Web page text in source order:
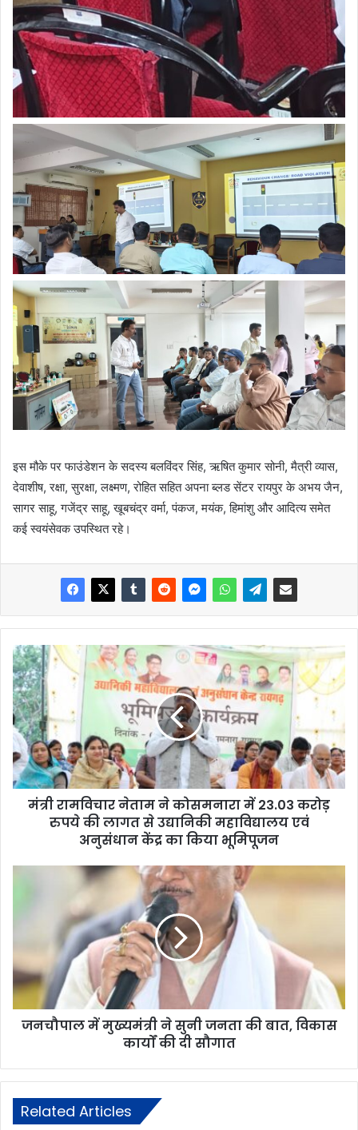
इस मौके पर फाउंडेशन के सदस्य बलविंदर सिंह, ऋषित कुमार सोनी, मैत्री व्यास,
देवाशीष, रक्षा, सुरक्षा, लक्ष्मण, रोहित सहित अपना ब्लड सेंटर रायपुर के अभय जैन,
सागर साहू, गजेंद्र साहू, खूबचंद्र वर्मा, पंकज, मयंक, हिमांशु और आदित्य समेत
कई स्वयंसेवक उपस्थित रहे।
मंत्री रामविचार नेताम ने कोसमनारा में 23.03 करोड़
रुपये की लागत से उद्यानिकी महाविद्यालय एवं
अनुसंधान केंद्र का किया भूमिपूजन
जनचौपाल में मुख्यमंत्री ने सुनी जनता की बात, विकास
कार्यों की दी सौगात
Related Articles